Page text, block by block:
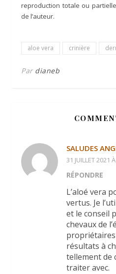
reproduction totale ou
de l’auteur.
aloe vera crinière
Par dianeb
SALUDES
31 JUILLET 2021
RÉPONDRE
L’aloé vera
vertus. Je
et le conseil
chevaux de
résultats à
tellement de
traiter avec.